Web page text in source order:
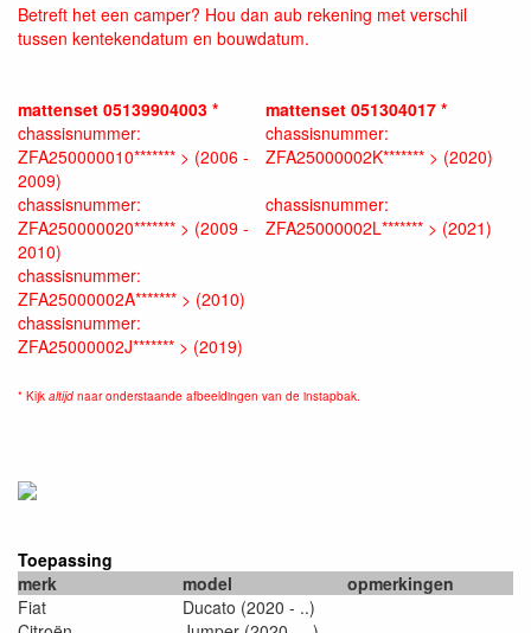
Betreft het een camper? Hou dan aub rekening met verschil
tussen kentekendatum en bouwdatum.
mattenset 05139904003 *
mattenset 051304017 *
chassisnummer:
ZFA250000010******* > (2006 -
2009)
chassisnummer:
ZFA25000002K******* > (2020)
chassisnummer:
ZFA250000020******* > (2009 -
2010)
chassisnummer:
ZFA25000002L******* > (2021)
chassisnummer:
ZFA25000002A******* > (2010)
chassisnummer:
ZFA25000002J******* > (2019)
* Kijk altijd naar onderstaande afbeeldingen van de instapbak.
Toepassing
merk
model
opmerkingen
Fiat
Ducato (2020 - ..)